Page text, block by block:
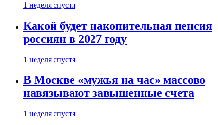
1 неделя спустя
Какой будет накопительная пенсия
россиян в 2027 году
1 неделя спустя
В Москве «мужья на час» массово
навязывают завышенные счета
1 неделя спустя